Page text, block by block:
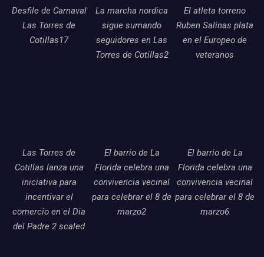
Desfile de Carnaval
Las Torres de
Cotillas17
La marcha nordica
sigue sumando
seguidores en Las
Torres de Cotillas2
El atleta torreno
Ruben Salinas plata
en el Europeo de
veteranos
Las Torres de
Cotillas lanza una
iniciativa para
incentivar el
comercio en el Dia
del Padre 2 scaled
El barrio de La
Florida celebra una
convivencia vecinal
para celebrar el 8 de
marzo2
El barrio de La
Florida celebra una
convivencia vecinal
para celebrar el 8 de
marzo6